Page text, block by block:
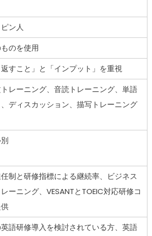
ン人
のを使用
返すこと」と「インプット」を重視
レーニング、音読トレーニング、単語
ディスカッション、描写トレーニング
制と研修指標による継続率、ビジネス
ーニング、VESANTとTOEIC対応研修コ
語研修導入を検討されている方、英語